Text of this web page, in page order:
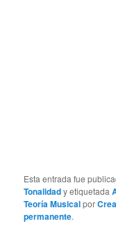
Esta entrada fue
Tonalidady etiquetada
Teoría Musicalpor
permanente.